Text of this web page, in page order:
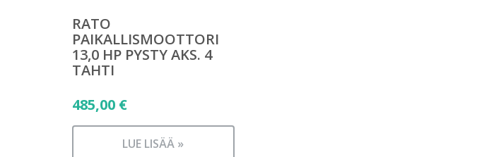
RATO
PAIKALLISMOOTTORI
13,0 HP PYSTY AKS. 4
TAHTI
485,00 €
LUE LISÄÄ »